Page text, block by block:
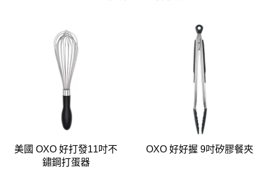
OXO 好好握 9吋矽膠餐夾
美國 OXO 好打發11吋矽